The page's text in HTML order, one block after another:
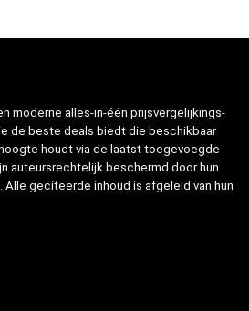
moderne alles-in-één prijsvergelijkings-
de beste deals biedt die beschikbaar
houdt via de laatst toegevoegde
auteursrechtelijk beschermd door hun
geciteerde inhoud is afgeleid van hun